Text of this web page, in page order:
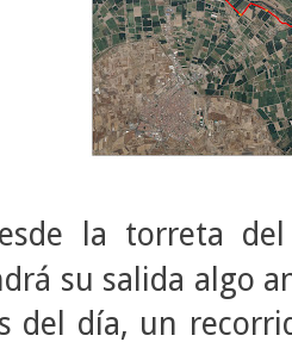
la torreta del
su salida algo
del día, un